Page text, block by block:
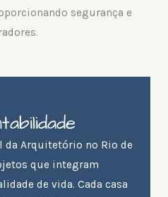
segurança e
da Arquitetório no Rio de
que integram
de vida. Cada casa